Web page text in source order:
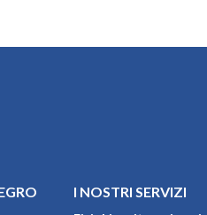
I NOSTRI SERVIZI